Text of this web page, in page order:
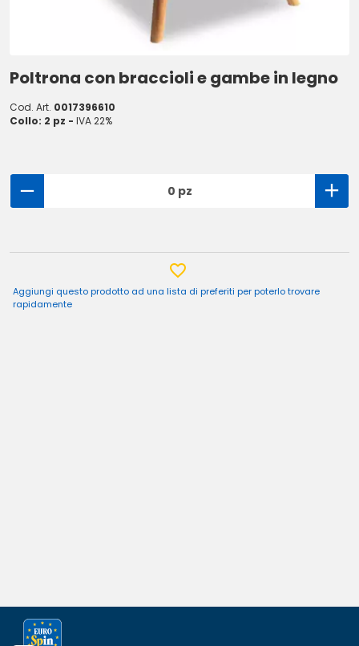
Poltrona con braccioli e gambe in legno
Cod. Art. 0017396610
Collo: 2 pz - IVA 22%
0 pz
Aggiungi questo prodotto ad una lista di preferiti per poterlo trovare
rapidamente